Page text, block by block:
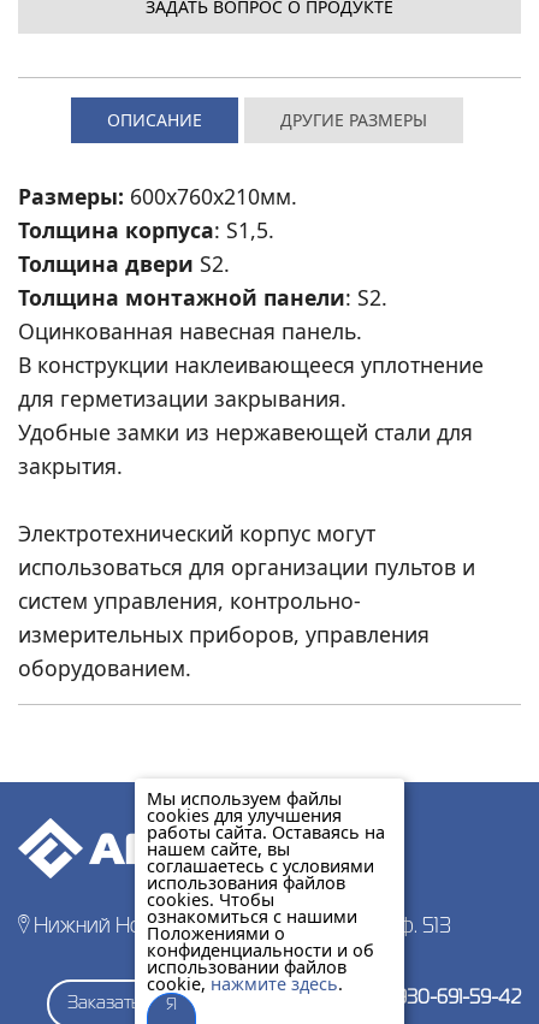
ЗАДАТЬ ВОПРОС О ПРОДУКТЕ
ОПИСАНИЕ ДРУГИЕ РАЗМЕРЫ
Размеры: 600x760x210мм.
Толщина корпуса: S1,5.
Толщина двери S2.
Толщина монтажной панели: S2.
Оцинкованная навесная панель.
В конструкции наклеивающееся уплотнение
для герметизации закрывания.
Удобные замки из нержавеющей стали для
закрытия.
Электротехнический корпус могут
использоваться для организации пультов и
систем управления, контрольно-
измерительных приборов, управления
оборудованием.
Нижний Новгород, пр-т Гагарина 178, оф. 513
Заказать звонок +7-930-691-59-42
Мы используем файлы
cookies для улучшения
работы сайта. Оставаясь на
нашем сайте, вы
соглашаетесь с условиями
использования файлов
cookies. Чтобы
ознакомиться с нашими
Положениями о
конфиденциальности и об
использовании файлов
cookie, нажмите здесь.
Я